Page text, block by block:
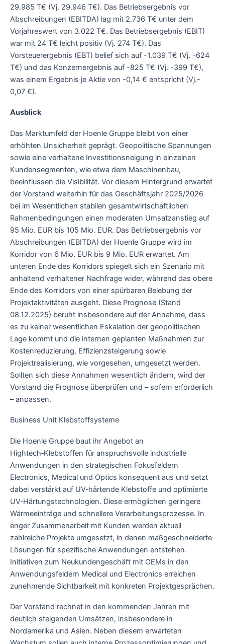
29.985 T€ (Vj. 29.946 T€). Das Betriebsergebnis vor
Abschreibungen (EBITDA) lag mit 2.736 T€ unter dem
Vorjahreswert von 3.022 T€. Das Betriebsergebnis (EBIT)
war mit 24 T€ leicht positiv (Vj. 274 T€). Das
Vorsteuerergebnis (EBT) belief sich auf -1.039 T€ (Vj. -624
T€) und das Konzernergebnis auf -825 T€ (Vj. -399 T€),
was einem Ergebnis je Aktie von -0,14 € entspricht (Vj.-
0,07 €).
Ausblick
Das Marktumfeld der Hoenle Gruppe bleibt von einer
erhöhten Unsicherheit geprägt. Geopolitische Spannungen
sowie eine verhaltene Investitionsneigung in einzelnen
Kundensegmenten, wie etwa dem Maschinenbau,
beeinflussen die Visibilität. Vor diesem Hintergrund erwartet
der Vorstand weiterhin für das Geschäftsjahr 2025/2026
bei im Wesentlichen stabilen gesamtwirtschaftlichen
Rahmenbedingungen einen moderaten Umsatzanstieg auf
95 Mio. EUR bis 105 Mio. EUR. Das Betriebsergebnis vor
Abschreibungen (EBITDA) der Hoenle Gruppe wird im
Korridor von 6 Mio. EUR bis 9 Mio. EUR erwartet. Am
unteren Ende des Korridors spiegelt sich ein Szenario mit
anhaltend verhaltener Nachfrage wider, während das obere
Ende des Korridors von einer spürbaren Belebung der
Projektaktivitäten ausgeht. Diese Prognose (Stand
08.12.2025) beruht insbesondere auf der Annahme, dass
es zu keiner wesentlichen Eskalation der geopolitischen
Lage kommt und die internen geplanten Maßnahmen zur
Kostenreduzierung, Effizienzsteigerung sowie
Projektrealisierung, wie vorgesehen, umgesetzt werden.
Sollten sich diese Annahmen wesentlich ändern, wird der
Vorstand die Prognose überprüfen und – sofern erforderlich
– anpassen.
Business Unit Klebstoffsysteme
Die Hoenle Gruppe baut ihr Angebot an
Hightech‑Klebstoffen für anspruchsvolle industrielle
Anwendungen in den strategischen Fokusfeldern
Electronics, Medical und Optics konsequent aus und setzt
dabei verstärkt auf UV‑härtende Klebstoffe und optimierte
UV‑Härtungstechnologien. Diese ermöglichen geringere
Wärmeeinträge und schnellere Verarbeitungsprozesse. In
enger Zusammenarbeit mit Kunden werden aktuell
zahlreiche Projekte umgesetzt, in denen maßgeschneiderte
Lösungen für spezifische Anwendungen entstehen.
Initiativen zum Neukundengeschäft mit OEMs in den
Anwendungsfeldern Medical und Electronics erreichen
zunehmende Sichtbarkeit mit konkreten Projektgesprächen.
Der Vorstand rechnet in den kommenden Jahren mit
deutlich steigenden Umsätzen, insbesondere in
Nordamerika und Asien. Neben diesem erwarteten